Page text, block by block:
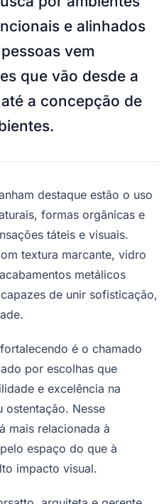
vem
que vão desde a
a concepção de
destaque estão o uso
táteis e visuais.
textura marcante, vidro
metálicos
de unir sofisticação,
é o chamado
e excelência na
ostentação. Nesse
mais relacionada à
espaço do que à
impacto visual.
arquiteta e gerente